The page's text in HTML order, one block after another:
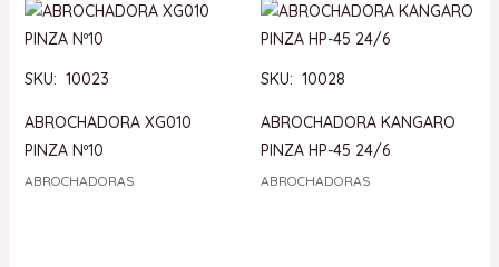
SKU: 10023
ABROCHADORA XG010
PINZA Nº10
ABROCHADORAS
SKU: 10028
ABROCHADORA KANGARO
PINZA HP-45 24/6
ABROCHADORAS